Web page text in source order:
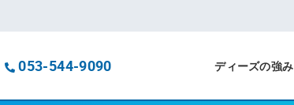
053-544-9090 ディーズの強み